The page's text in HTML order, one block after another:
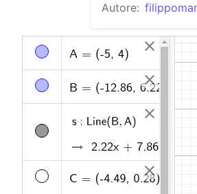
Autore: